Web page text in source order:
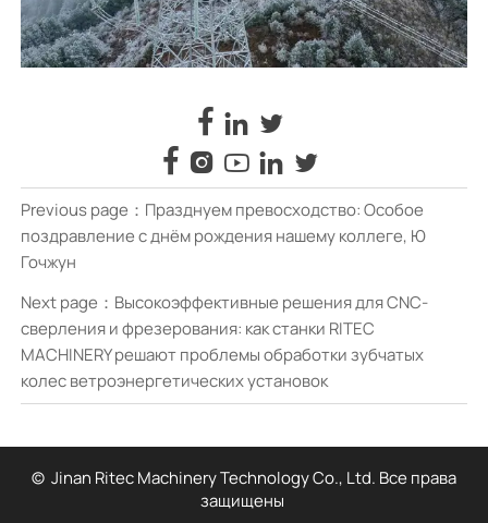
  
    
Previous page： Празднуем превосходство: Особое
поздравление с днём рождения нашему коллеге, Ю
Гочжун
Next page： Высокоэффективные решения для CNC-
сверления и фрезерования: как станки RITEC
MACHINERY решают проблемы обработки зубчатых
колес ветроэнергетических установок
© Jinan Ritec Machinery Technology Co., Ltd. Все права
защищены